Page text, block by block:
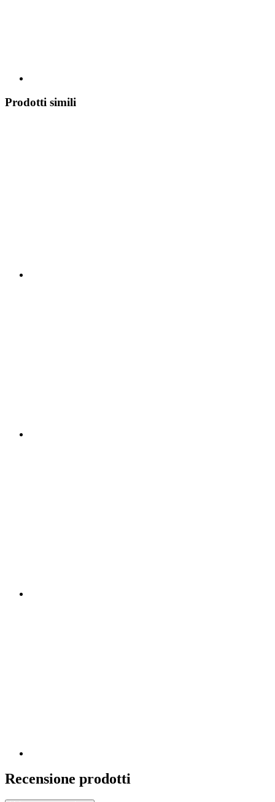
Prodotti simili
Recensione prodotti